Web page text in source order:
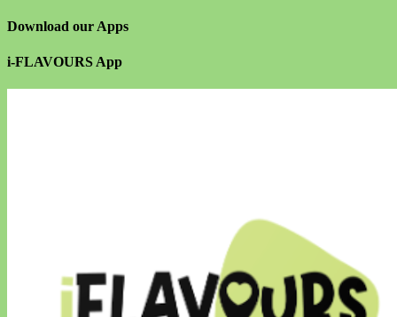
Download our Apps
i-FLAVOURS App